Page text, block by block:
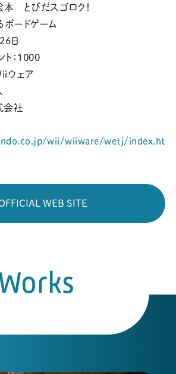
本 とびだスゴロク！
ボードゲーム
日
：1000
ウェア
会社
wii/wiiware/wetj/index.ht
WEB SITE